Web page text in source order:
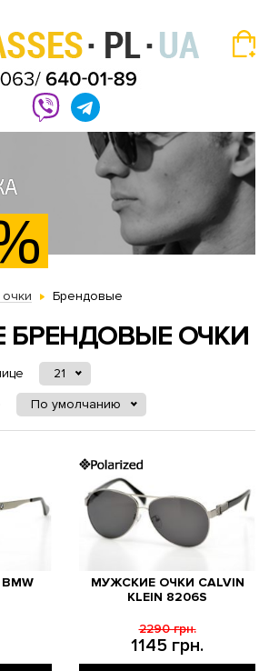
Брендовые
БРЕНДОВЫЕ ОЧКИ
21
По умолчанию
МУЖСКИЕ ОЧКИ CALVIN
KLEIN 8206S
1145 грн.
2290 грн.